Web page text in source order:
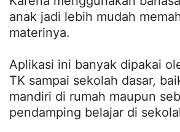
anak jadi lebih mudah
materinya.
Aplikasi ini banyak dipakai
TK sampai sekolah dasar,
mandiri di rumah maupun
pendamping belajar di